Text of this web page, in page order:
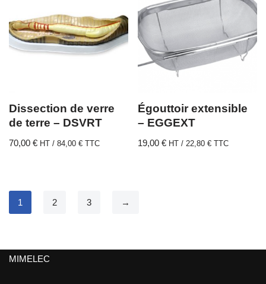
Dissection de verre
de terre – DSVRT
70,00 € HT / 84,00 € TTC
Égouttoir extensible
– EGGEXT
19,00€ HT /22,80€ TTC
1 2 3 →
MIMELEC